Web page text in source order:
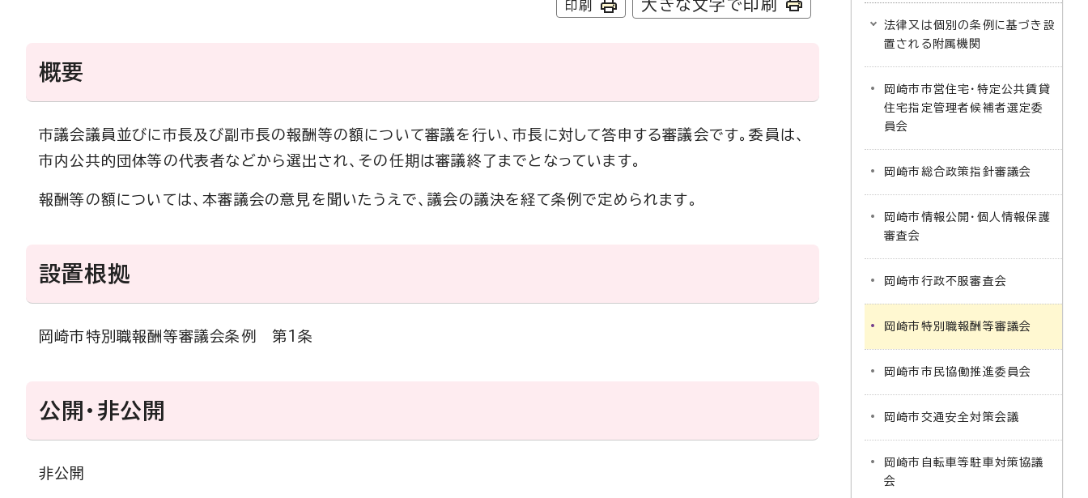
印刷 大きな文字で印刷
概要
市議会議員並びに市長及び副市長の報酬等の額について審議を行い、市長に対して答申する審議会です。委員は、
市内公共的団体等の代表者などから選出され、その任期は審議終了までとなっています。
報酬等の額については、本審議会の意見を聞いたうえで、議会の議決を経て条例で定められます。
設置根拠
岡崎市特別職報酬等審議会条例 第1条
公開・非公開
非公開
法律又は個別の条例に基づき設
置される附属機関
岡崎市市営住宅・特定公共賃貸
住宅指定管理者候補者選定委
員会
岡崎市総合政策指針審議会
岡崎市情報公開・個人情報保護
審査会
岡崎市行政不服審査会
岡崎市特別職報酬等審議会
岡崎市市民協働推進委員会
岡崎市交通安全対策会議
岡崎市自転車等駐車対策協議
会